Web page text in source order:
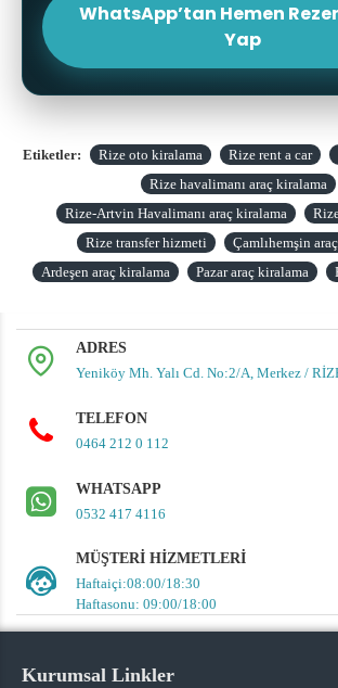
WhatsApp’tan Hemen
Yap
Etiketler: Rize oto kiralama Rize rent a car
Rize havalimanı araç kiralama
Rize-Artvin Havalimanı araç kiralama
Rize transfer hizmeti
Çamlıhemşin
Ardeşen araç kiralama
Pazar araç kiralama
ADRES
Yeniköy Mh. Yalı Cd. No:2/A, Merkez /
TELEFON
0464 212 0 112
WHATSAPP
0532 417 4116
MÜŞTERI HIZMETLERI
Haftaiçi:08:00/18:30
Haftasonu: 09:00/18:00
Kurumsal Linkler